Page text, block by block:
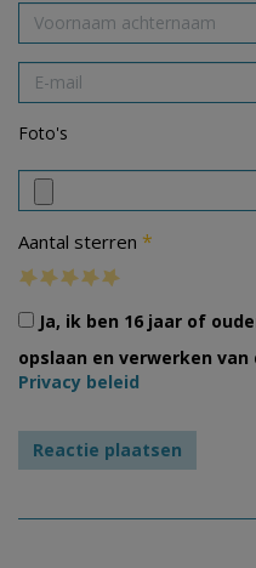
Foto's
Aantal sterren *
Ja, ik ben 16 jaar of
opslaan en verwerken
Privacy beleid